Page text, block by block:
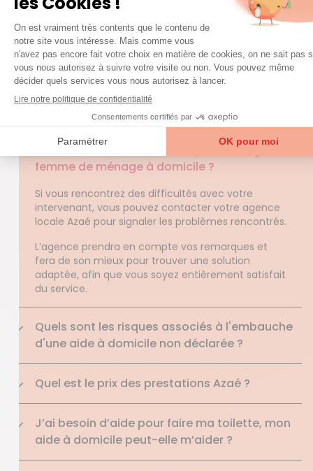
QUESTIONS FRÉQUENTES
Unequestion sur nos services ?
Trouver mon agence
Quelles sont les démarches pour changer de
femme de ménage à domicile ?
Si vous rencontrez des difficultés avec votre
intervenant, vous pouvez contacter votre agence
locale Azaé pour signaler les problèmes rencontrés.
L’agence prendra en compte vos remarques et
fera de son mieux pour trouver une solution
adaptée, afin que vous soyez entièrement satisfait
du service.
Quels sont les risques associés à l'embauche
d'une aide à domicile non déclarée ?
Quel est le prix des prestations Azaé ?
J’ai besoin d’aide pour faire ma toilette, mon
aide à domicile peut-elle m’aider ?